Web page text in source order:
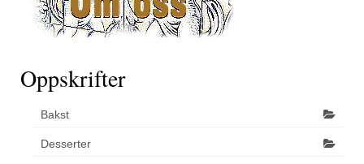
Oppskrifter
Bakst
Desserter